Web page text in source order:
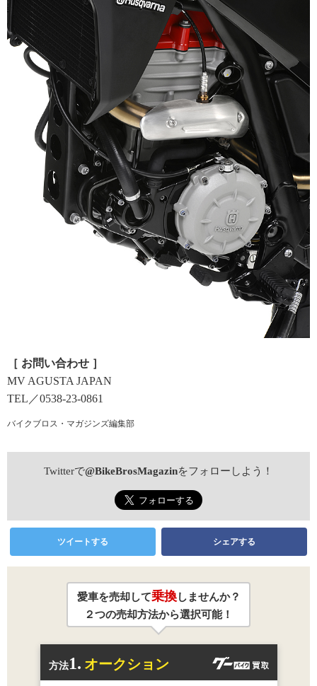
［ お問い合わせ ］
MV AGUSTA JAPAN
TEL／0538-23-0861
バイクブロス・マガジンズ編集部
Twitterで@BikeBrosMagazinをフォローしよう！
ツイートする シェアする
愛車を売却して乗換しませんか？
２つの売却方法から選択可能！
方法1. オークション